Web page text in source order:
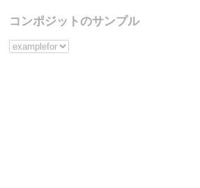
コンポジットのサンプル